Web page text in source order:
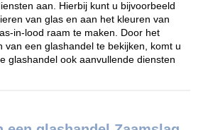
aan. Hierbij kunt u bijvoorbeeld
van glas en aan het kleuren van
in-lood raam te maken. Door het
van een glashandel te bekijken, komt u
glashandel ook aanvullende diensten